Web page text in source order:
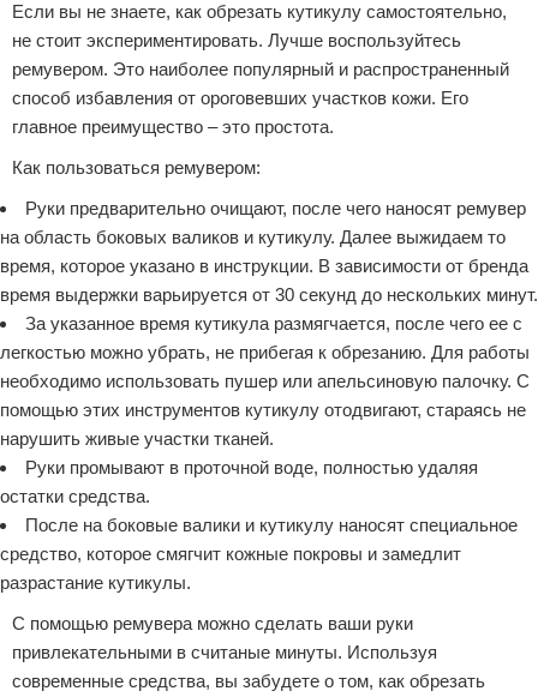
Если вы не знаете, как обрезать кутикулу самостоятельно,
не стоит экспериментировать. Лучше воспользуйтесь
ремувером. Это наиболее популярный и распространенный
способ избавления от ороговевших участков кожи. Его
главное преимущество – это простота.
Как пользоваться ремувером:
Руки предварительно очищают, после чего наносят ремувер
на область боковых валиков и кутикулу. Далее выжидаем то
время, которое указано в инструкции. В зависимости от бренда
время выдержки варьируется от 30 секунд до нескольких минут.
За указанное время кутикула размягчается, после чего ее с
легкостью можно убрать, не прибегая к обрезанию. Для работы
необходимо использовать пушер или апельсиновую палочку. С
помощью этих инструментов кутикулу отодвигают, стараясь не
нарушить живые участки тканей.
Руки промывают в проточной воде, полностью удаляя
остатки средства.
После на боковые валики и кутикулу наносят специальное
средство, которое смягчит кожные покровы и замедлит
разрастание кутикулы.
С помощью ремувера можно сделать ваши руки
привлекательными в считаные минуты. Используя
современные средства, вы забудете о том, как обрезать